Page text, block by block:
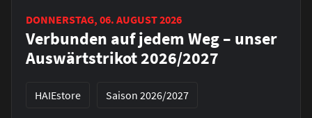
DONNERSTAG, 06. AUGUST 2026
Verbunden auf jedem Weg – unser
Auswärtstrikot 2026/2027
HAIEstore Saison 2026/2027